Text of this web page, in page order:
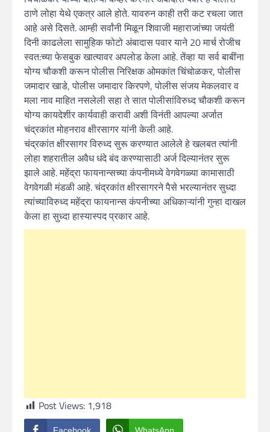
ठाणे लोहा येथे एकत्र आले होते. यावरुन काही तरी कट रचला जात
आहे असे दिसते. आम्ही सर्वांनी मिळून शिवाजी महाराजांच्या जयंती
दिनी काढलेला सामुहिक फोटो अंबादास पवार याने 20 मार्च रोजीच
स्वत:च्या फेसबुक खात्यावर अपलोड केला आहे. तेंव्हा या सर्व बाबींना
योग्य चौकशी करून पोलीस निरिक्षक ओमकांत चिंचोळकर, पोलीस
जमादार खाडे, पोलीस जमादार किरपणे, पोलीस संजय मेकलवार व
मला नाव माहित नसलेली सहा ते सात पोलीसांविरुध्द चौकशी करून
योग्य कायदेशीर कार्यवाही करावी अशी विनंती आपल्या अर्जात
चंद्रकांत मोहनराव क्षीरसागर यांनी केली आहे.
चंद्रकांत क्षीरसागर विरुध्द सुरू करण्यात आलेले हे खलबत त्यांनी
लोहा शहरातील अवैध धंदे बंद करण्यासाठी अर्ज दिल्यानंतर सुरू
झाले आहे. महेंद्रा फायनान्सच्या कंपनीमध्ये वेगवेगळ्या कामासाठी
वेगवेगळी मंडळी आहे. चंद्रकांत क्षीरसागरने पैसे भरल्यानंतर सुध्दा
त्यांच्याविरुध्द महेंद्रा फायनान्स कंपनीच्या अधिकाऱ्यांनी गुन्हा दाखल
केला हा सुध्दा हास्यास्पद प्रकार आहे.
Post Views: 1,918